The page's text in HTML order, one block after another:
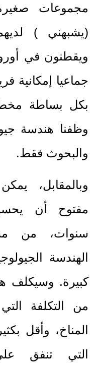
مجموعات
(يشبهني )
ويقطنون في
جماعيا إمكانية
بكل بساطة
وظفنا هندسة
والبحوث فقط.
وبالمقابل،
مفتوح أن
سنوات، من
الهندسة
كبيرة. وسيكلف
من التكلفة
التي تنفق